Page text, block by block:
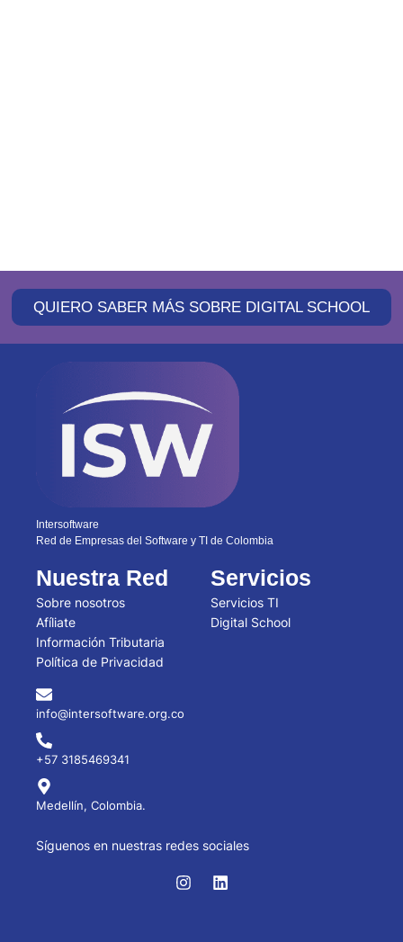
QUIERO SABER MÁS SOBRE DIGITAL SCHOOL
Intersoftware
Red de Empresas del Software y TI de Colombia
Nuestra Red
Sobre nosotros
Afíliate
Información Tributaria
Política de Privacidad
Servicios
Servicios TI
Digital School
info@intersoftware.org.co
+57 3185469341
Medellín, Colombia.
Síguenos en nuestras redes sociales